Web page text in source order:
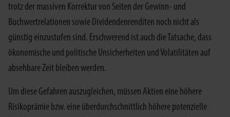
trotz der massiven Korrektur von Seiten der Gewinn- und
Buchwertrelationen sowie Dividendenrenditen noch nicht als
günstig einzustufen sind. Erschwerend ist auch die Tatsache, dass
ökonomische und politische Unsicherheiten und Volatilitäten auf
absehbare Zeit bleiben werden.
Um diese Gefahren auszugleichen, müssen Aktien eine höhere
Risikoprämie bzw. eine überdurchschnittlich höhere potenzielle